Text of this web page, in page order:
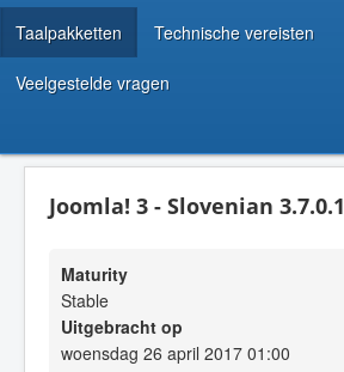
Taalpakketten Technische vereisten
Veelgestelde vragen
Joomla! 3 - Slovenian 3.7.0.1
Maturity
Stable
Uitgebracht op
woensdag 26 april 2017 01:00